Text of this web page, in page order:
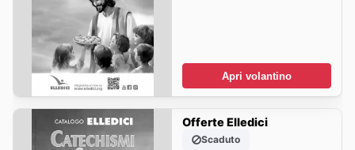
Apri volantino
Offerte Elledici
Scaduto